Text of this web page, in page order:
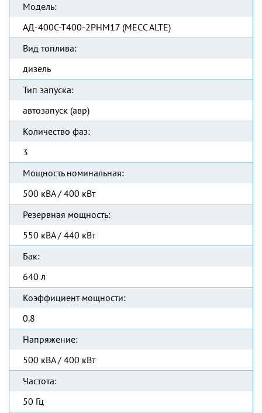
Модель:
АД-400С-Т400-2РНМ17 (MECC ALTE)
Вид топлива:
дизель
Тип запуска:
автозапуск (авр)
Количество фаз:
3
Мощность номинальная:
500 кВА / 400 кВт
Резервная мощность:
550 кВА / 440 кВт
Бак:
640 л
Коэффициент мощности:
0.8
Напряжение:
500 кВА / 400 кВт
Частота:
50 Гц